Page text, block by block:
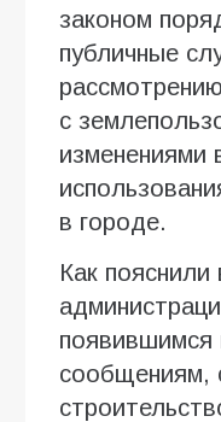
законом
публичные
с
изменениями
в городе.
Как
появившимся
сообщениям,